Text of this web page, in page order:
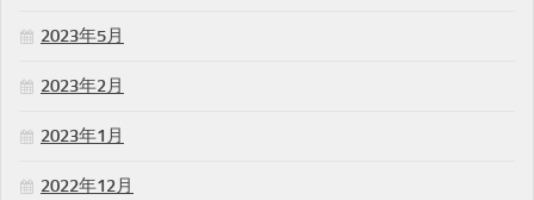
2023年5月
2023年2月
2023年1月
2022年12月